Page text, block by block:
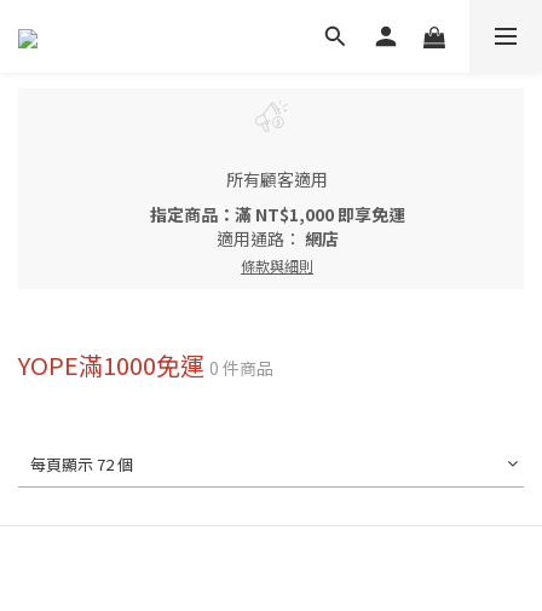
所有顧客適用
指定商品：滿 NT$1,000 即享免運
適用通路： 網店
條款與細則
YOPE滿1000免運 0 件商品
每頁顯示 72 個